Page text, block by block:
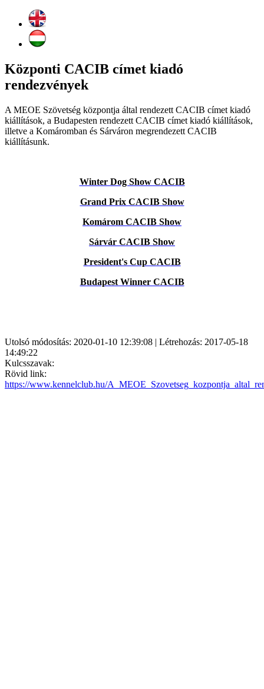
Központi CACIB címet kiadó
rendezvények
A MEOE Szövetség központja által rendezett CACIB címet kiadó
kiállítások, a Budapesten rendezett CACIB címet kiadó kiállítások,
illetve a Komáromban és Sárváron megrendezett CACIB
kiállításunk.
Winter Dog Show CACIB
Grand Prix CACIB Show
Komárom CACIB Show
Sárvár CACIB Show
President's Cup CACIB
Budapest Winner CACIB
Utolsó módosítás: 2020-01-10 12:39:08 | Létrehozás: 2017-05-18
14:49:22
Kulcsszavak:
Rövid link:
https://www.kennelclub.hu/